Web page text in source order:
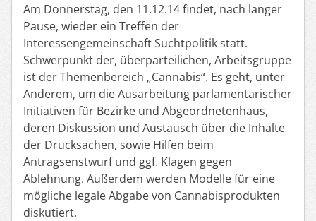
Am Donnerstag, den 11.12.14 findet, nach langer
Pause, wieder ein Treffen der
Interessengemeinschaft Suchtpolitik statt.
Schwerpunkt der, überparteilichen, Arbeitsgruppe
ist der Themenbereich „Cannabis“. Es geht, unter
Anderem, um die Ausarbeitung parlamentarischer
Initiativen für Bezirke und Abgeordnetenhaus,
deren Diskussion und Austausch über die Inhalte
der Drucksachen, sowie Hilfen beim
Antragsenstwurf und ggf. Klagen gegen
Ablehnung. Außerdem werden Modelle für eine
mögliche legale Abgabe von Cannabisprodukten
diskutiert.